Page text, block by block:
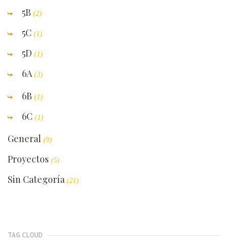
5B (2)
5C (1)
5D (1)
6A (3)
6B (1)
6C (1)
General (9)
Proyectos (5)
Sin Categoría (21)
TAG CLOUD